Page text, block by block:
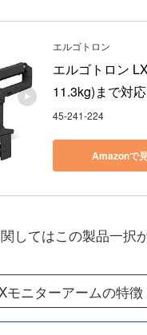
エルゴトロン
エルゴトロン
11.3kg)まで対
45-241-224
Amazonで
してはこの製品一択
モニターアームの特徴